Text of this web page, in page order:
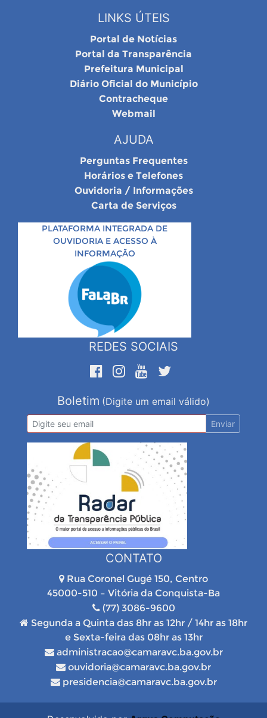
LINKS ÚTEIS
Portal de Notícias
Portal da Transparência
Prefeitura Municipal
Diário Oficial do Município
Contracheque
Webmail
AJUDA
Perguntas Frequentes
Horários e Telefones
Ouvidoria / Informações
Carta de Serviços
PLATAFORMA INTEGRADA DE
OUVIDORIA E ACESSO À
INFORMAÇÃO
REDES SOCIAIS
Boletim (Digite um email válido)
Enviar
CONTATO
Rua Coronel Gugé 150, Centro
45000-510 – Vitória da Conquista-Ba
(77) 3086-9600
Segunda a Quinta das 8hr as 12hr / 14hr as 18hr
e Sexta-feira das 08hr as 13hr
administracao@camaravc.ba.gov.br
ouvidoria@camaravc.ba.gov.br
presidencia@camaravc.ba.gov.br